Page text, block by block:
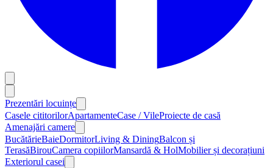
Prezentări locuințe
Casele cititorilorApartamenteCase / VileProiecte de casă
Amenajări camere
BucătărieBaieDormitorLiving & DiningBalcon și
TerasăBirouCamera copiilorMansardă & HolMobilier și decorațiuni
Exteriorul casei